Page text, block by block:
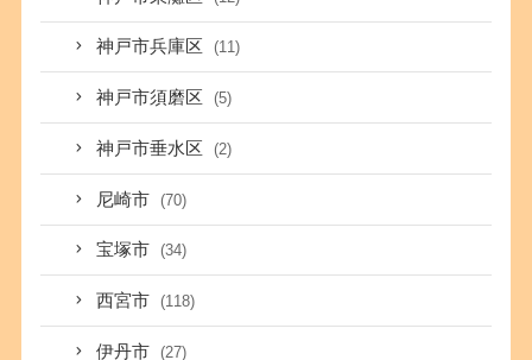
神戸市兵庫区 (11)
神戸市須磨区 (5)
神戸市垂水区 (2)
尼崎市 (70)
宝塚市 (34)
西宮市 (118)
伊丹市 (27)